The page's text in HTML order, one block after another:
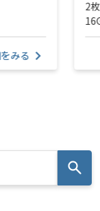
みる
2